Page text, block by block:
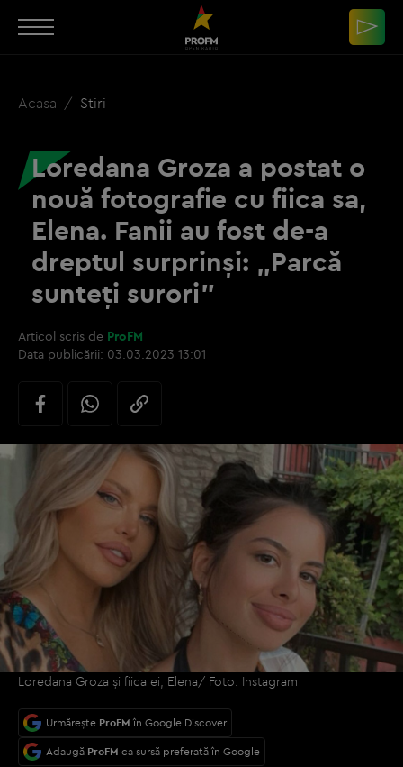
Acasa Stiri
Loredana Groza a postat o
nouă fotografie cu fiica sa,
Elena. Fanii au fost de-a
dreptul surprinși: „Parcă
sunteți surori”
Articol scris de ProFM
Data publicării: 03.03.2023 13:01
Loredana Groza și fiica ei, Elena/ Foto: Instagram
Urmărește ProFM în Google Discover
Adaugă ProFM ca sursă preferată în Google